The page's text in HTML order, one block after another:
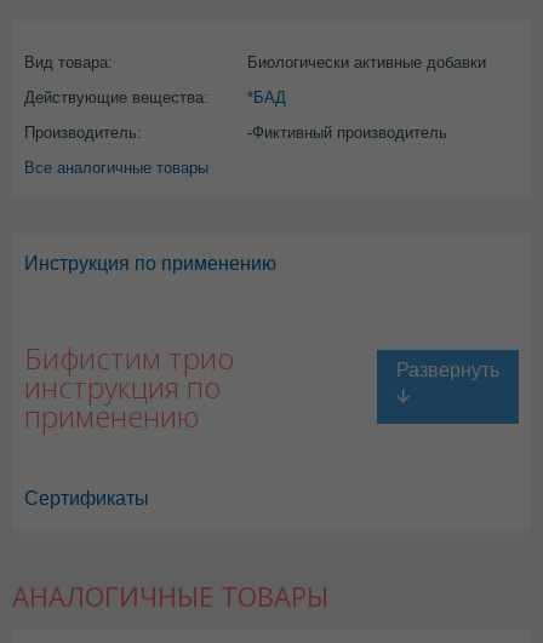
Вид товара:
Биологически активные добавки
Действующие вещества:
*БАД
Производитель:
-Фиктивный производитель
Все аналогичные товары
Инструкция по применению
Бифистим трио
инструкция по
применению
Сертификаты
АНАЛОГИЧНЫЕ ТОВАРЫ